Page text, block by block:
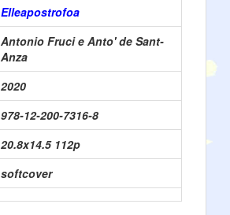
Elleapostrofoa
Antonio Fruci e Anto' de Sant-
Anza
2020
978-12-200-7316-8
20.8x14.5 112p
softcover